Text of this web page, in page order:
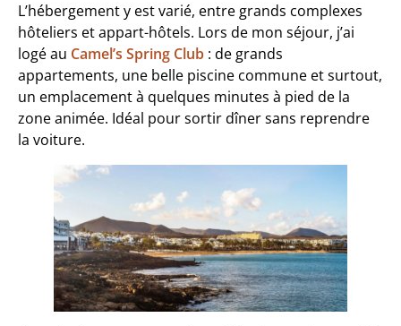
L’hébergement y est varié, entre grands complexes
hôteliers et appart-hôtels. Lors de mon séjour, j’ai
logé au Camel’s Spring Club : de grands
appartements, une belle piscine commune et surtout,
un emplacement à quelques minutes à pied de la
zone animée. Idéal pour sortir dîner sans reprendre
la voiture.